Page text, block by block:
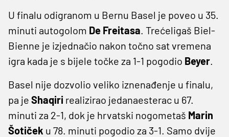
U finalu odigranom u Bernu Basel je poveo u 35.
minuti autogolom De Freitasa. Trećeligaš Biel-
Bienne je izjednačio nakon točno sat vremena
igra kada je s bijele točke za 1-1 pogodio Beyer.
Basel nije dozvolio veliko iznenađenje u finalu,
pa je Shaqiri realizirao jedanaesterac u 67.
minuti za 2-1, dok je hrvatski nogometaš Marin
Šotiček u 78. minuti pogodio za 3-1. Samo dvije